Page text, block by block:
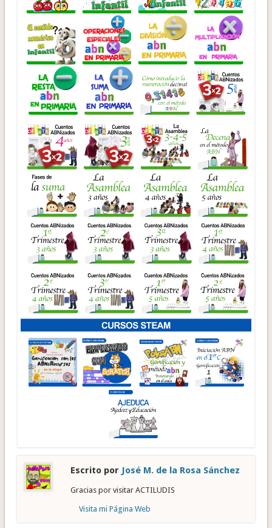
Escrito por José M. de la Rosa Sánchez
Gracias por visitar ACTILUDIS
Visita mi Página Web